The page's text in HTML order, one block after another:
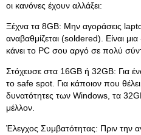
οι κανόνες έχουν αλλάξει:
Ξέχνα τα 8GB: Μην αγοράσεις
αναβαθμίζεται (soldered). Είναι
κάνει το PC σου αργό σε πολύ
Στόχευσε στα 16GB ή 32GB: Για
το safe spot. Για κάποιον που θέλει
δυνατότητες των Windows, τα
μέλλον.
Έλεγχος Συμβατότητας: Πριν την